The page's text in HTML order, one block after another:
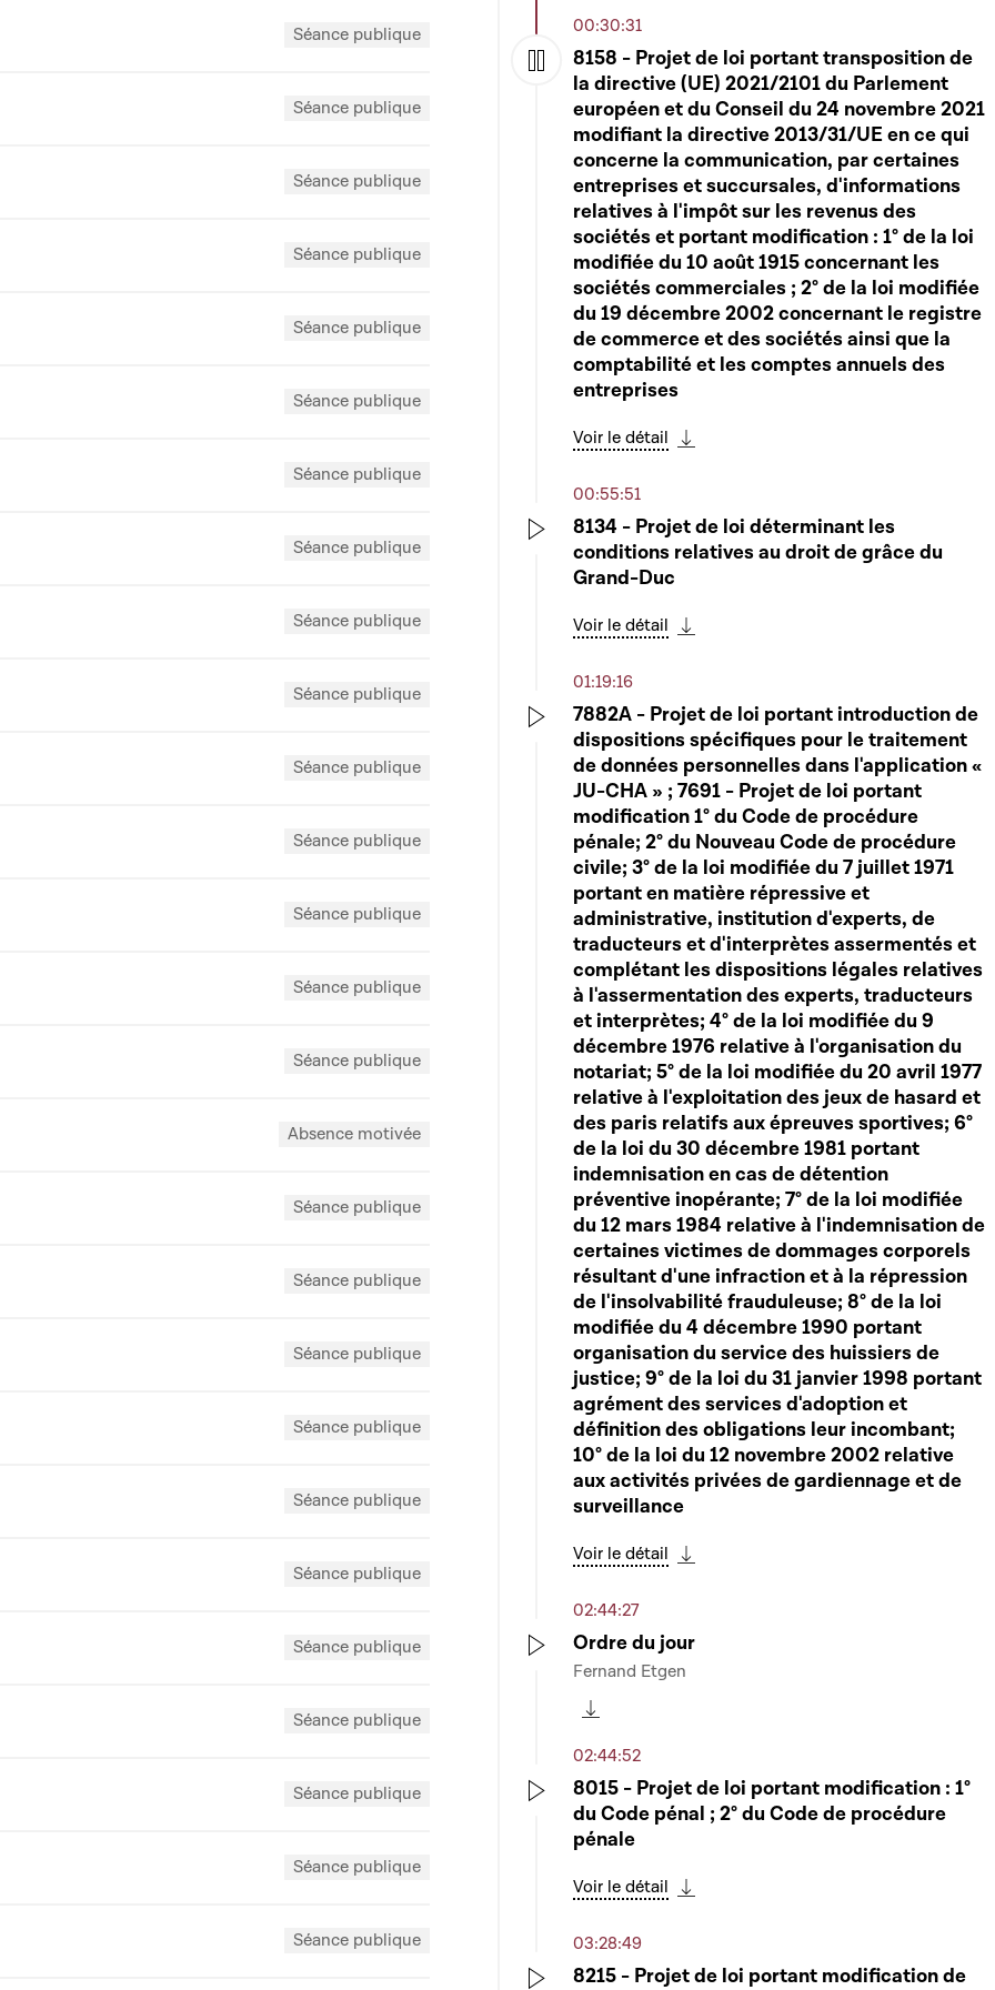
Séance publique
Séance publique
Séance publique
Séance publique
Séance publique
Séance publique
Séance publique
Séance publique
Séance publique
Séance publique
Séance publique
Séance publique
Séance publique
Séance publique
Séance publique
Absence motivée
Séance publique
Séance publique
Séance publique
Séance publique
Séance publique
Séance publique
Séance publique
Séance publique
Séance publique
Séance publique
Séance publique
00:30:31
8158 - Projet de loi portant transposition de
la directive (UE) 2021/2101 du Parlement
européen et du Conseil du 24 novembre 2021
modifiant la directive 2013/31/UE en ce qui
concerne la communication, par certaines
entreprises et succursales, d'informations
relatives à l'impôt sur les revenus des
sociétés et portant modification : 1° de la loi
modifiée du 10 août 1915 concernant les
sociétés commerciales ; 2° de la loi modifiée
du 19 décembre 2002 concernant le registre
de commerce et des sociétés ainsi que la
comptabilité et les comptes annuels des
entreprises
Voir le détail
Play
00:55:51
8134 - Projet de loi déterminant les
conditions relatives au droit de grâce du
Grand-Duc
Voir le détail
01:19:16
7882A - Projet de loi portant introduction de
dispositions spécifiques pour le traitement
de données personnelles dans l'application «
JU-CHA » ; 7691 - Projet de loi portant
modification 1° du Code de procédure
pénale; 2° du Nouveau Code de procédure
civile; 3° de la loi modifiée du 7 juillet 1971
portant en matière répressive et
administrative, institution d'experts, de
traducteurs et d'interprètes assermentés et
complétant les dispositions légales relatives
à l'assermentation des experts, traducteurs
et interprètes; 4° de la loi modifiée du 9
décembre 1976 relative à l'organisation du
notariat; 5° de la loi modifiée du 20 avril 1977
relative à l'exploitation des jeux de hasard et
des paris relatifs aux épreuves sportives; 6°
de la loi du 30 décembre 1981 portant
indemnisation en cas de détention
préventive inopérante; 7° de la loi modifiée
du 12 mars 1984 relative à l'indemnisation de
certaines victimes de dommages corporels
résultant d'une infraction et à la répression
de l'insolvabilité frauduleuse; 8° de la loi
modifiée du 4 décembre 1990 portant
organisation du service des huissiers de
justice; 9° de la loi du 31 janvier 1998 portant
agrément des services d'adoption et
définition des obligations leur incombant;
10° de la loi du 12 novembre 2002 relative
aux activités privées de gardiennage et de
surveillance
Voir le détail
02:44:27
Ordre du jour
Fernand Etgen
Play
02:44:52
8015 - Projet de loi portant modification : 1°
du Code pénal ; 2° du Code de procédure
pénale
Voir le détail
03:28:49
8215 - Projet de loi portant modification de